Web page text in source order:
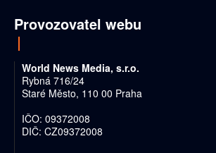
Provozovatel webu
World News Media, s.r.o.
Rybná 716/24
Staré Město, 110 00 Praha
IČO: 09372008
DIČ: CZ09372008